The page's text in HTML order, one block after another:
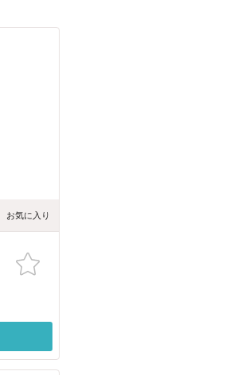
お気に入り